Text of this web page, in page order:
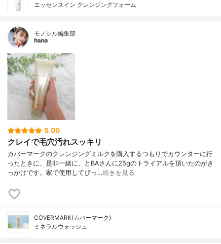
エッセンスイン クレンジングフォーム
モノシル編集部
hana
5.00
クレイで毛穴汚れスッキリ
カバーマークのクレンジングミルクを購入するつもりでカウンターに行
ったときに、是非一緒に、とBAさんに25gのトライアルを頂いたのがき
っかけです。家で使用してびっ…続きを見る
COVERMARK(カバーマーク)
ミネラルウォッシュ